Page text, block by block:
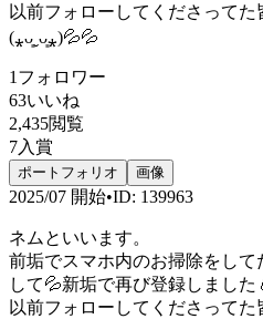
以前フォローしてくださって
(⁎ᴗ͈ˬᴗ͈⁎)💦💦
1 フォロワー
63いいね
2,435閲覧
7入賞
ポートフォリオ 画像
2025/07 開始•ID: 139963
ネムといいます。
前垢でスマホ内のお掃除をして
して💦新垢で再び登録しました
以前フォローしてくださって